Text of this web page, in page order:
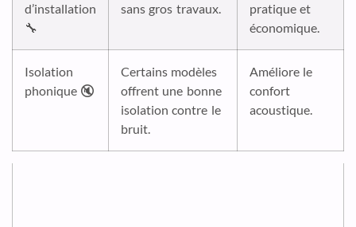
d’installation
🔧
sans gros travaux.
pratique et
économique.
Isolation
phonique 🔇
Certains modèles
offrent une bonne
isolation contre le
bruit.
Améliore le
confort
acoustique.